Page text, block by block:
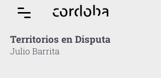
Territorios en Disputa
Julio Barrita